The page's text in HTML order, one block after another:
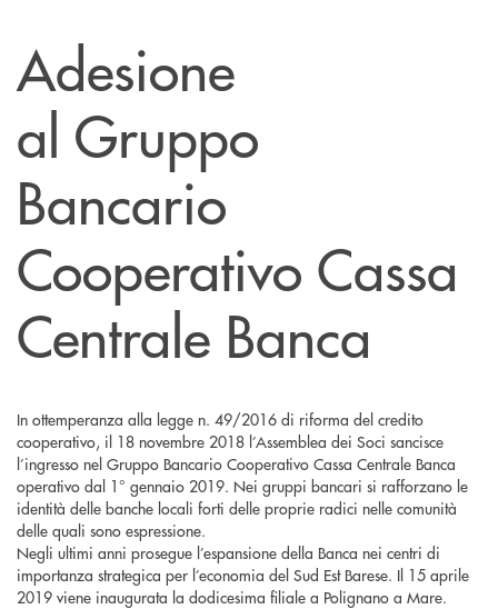
Adesione
al Gruppo
Bancario
Cooperativo Cassa
Centrale Banca
In ottemperanza alla legge n. 49/2016 di riforma del credito
cooperativo, il 18 novembre 2018 l’Assemblea dei Soci sancisce
l’ingresso nel Gruppo Bancario Cooperativo Cassa Centrale Banca
operativo dal 1° gennaio 2019. Nei gruppi bancari si rafforzano le
identità delle banche locali forti delle proprie radici nelle comunità
delle quali sono espressione.
Negli ultimi anni prosegue l’espansione della Banca nei centri di
importanza strategica per l’economia del Sud Est Barese. Il 15 aprile
2019 viene inaugurata la dodicesima filiale a Polignano a Mare.